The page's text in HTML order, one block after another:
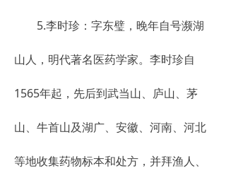
5.李时珍：字东璧，晚年自号濒湖
山人，明代著名医药学家。李时珍自
1565年起，先后到武当山、庐山、茅
山、牛首山及湖广、安徽、河南、河北
等地收集药物标本和处方，并拜渔人、